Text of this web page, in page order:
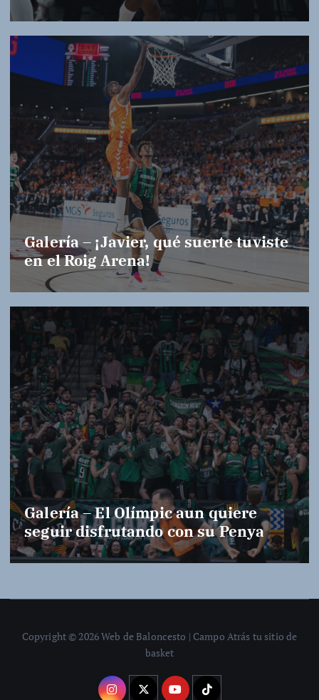
Galería – ¡Javier, qué suerte tuviste
en el Roig Arena!
Galería – El Olímpic aun quiere
seguir disfrutando con su Penya
Copyright © 2026 Web de Baloncesto | Campo Atrás tu sitio de
basket